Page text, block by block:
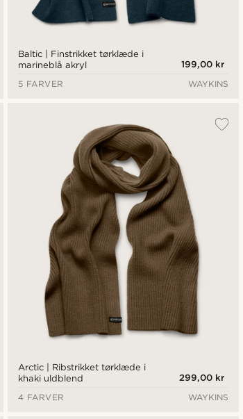
Baltic | Finstrikket tørklæde i
marineblå akryl
199,00 kr
5 FARVER
WAYKINS
Arctic | Ribstrikket tørklæde i
khaki uldblend
299,00 kr
4 FARVER
WAYKINS